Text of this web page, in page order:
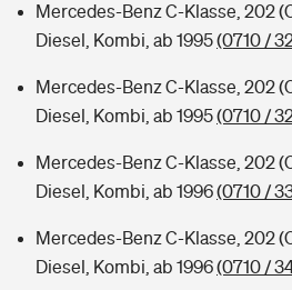
Mercedes-Benz C-Klasse, 202
Diesel, Kombi, ab 1995(0710 /
Mercedes-Benz C-Klasse, 202
Diesel, Kombi, ab 1995(0710 /
Mercedes-Benz C-Klasse, 202
Diesel, Kombi, ab 1996(0710 /
Mercedes-Benz C-Klasse, 202
Diesel, Kombi, ab 1996(0710 /